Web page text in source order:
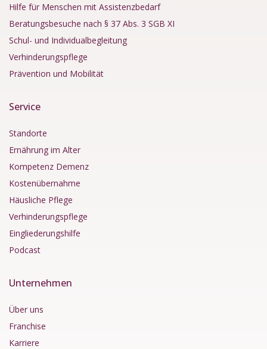
Hilfe für Menschen mit Assistenzbedarf
Beratungsbesuche nach § 37 Abs. 3 SGB XI
Schul- und Individualbegleitung
Verhinderungspflege
Prävention und Mobilität
Service
Standorte
Ernährung im Alter
Kompetenz Demenz
Kostenübernahme
Häusliche Pflege
Verhinderungspflege
Eingliederungshilfe
Podcast
Unternehmen
Über uns
Franchise
Karriere